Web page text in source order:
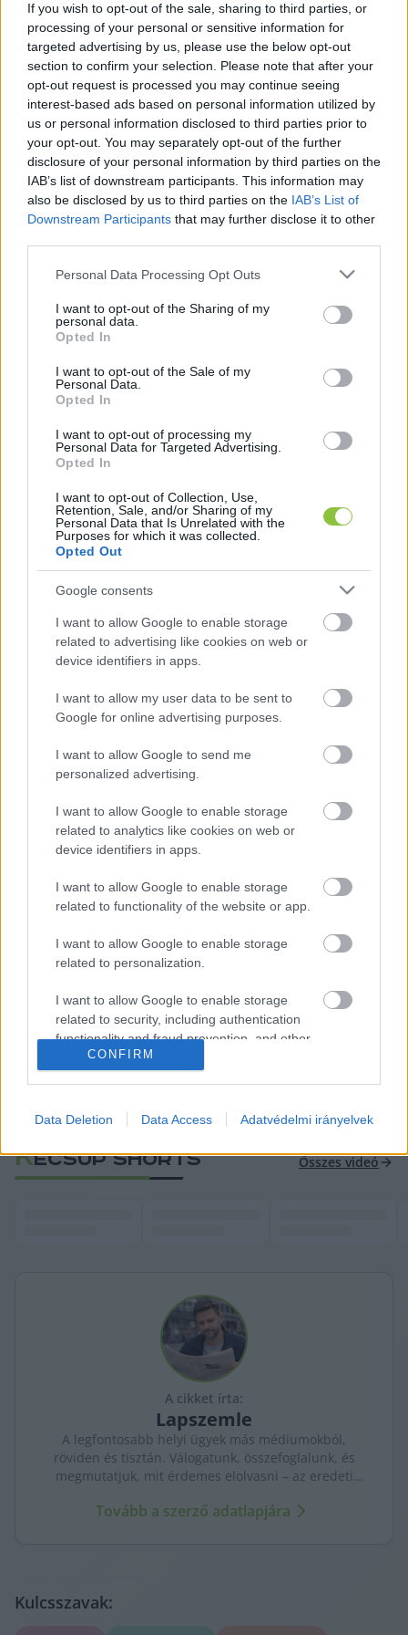
If you wish to opt-out of the sale, sharing to third parties, or
processing of your personal or sensitive information for
targeted advertising by us, please use the below opt-out
section to confirm your selection. Please note that after your
opt-out request is processed you may continue seeing
interest-based ads based on personal information utilized by
us or personal information disclosed to third parties prior to
your opt-out. You may separately opt-out of the further
disclosure of your personal information by third parties on the
IAB’s list of downstream participants. This information may
also be disclosed by us to third parties on the IAB’s List of
Downstream Participants that may further disclose it to other
Please note that this website/app uses one or more Google
not limited to your visit or usage behaviour. You may click to
grant or deny consent to Google and its third-party tags to
use your data for below specified purposes in below Google
consent section.
Personal Data Processing Opt Outs
I want to opt-out of the Sharing of my
personal data.
Opted In
I want to opt-out of the Sale of my
Personal Data.
Opted In
I want to opt-out of processing my
Personal Data for Targeted Advertising.
Opted In
I want to opt-out of Collection, Use,
Retention, Sale, and/or Sharing of my
Personal Data that Is Unrelated with the
Purposes for which it was collected.
Opted Out
Google consents
I want to allow Google to enable storage
related to advertising like cookies on web or
device identifiers in apps.
I want to allow my user data to be sent to
Google for online advertising purposes.
I want to allow Google to send me
personalized advertising.
I want to allow Google to enable storage
related to analytics like cookies on web or
device identifiers in apps.
I want to allow Google to enable storage
related to functionality of the website or app.
I want to allow Google to enable storage
related to personalization.
I want to allow Google to enable storage
related to security, including authentication
functionality and fraud prevention, and other
user protection.
CONFIRM
Data Deletion Data Access Adatvédelmi irányelvek
Orbán Viktor báb köztársasági elnöke ma interjút
adott a maffia propagandalapjának (Index – a
szerk.), amely lapról a bíróságok kimondták, hogy
végig hazudott a kampányban a magyar
embereknek. Sulyok Tamás a dicstelen két éves
elnöki ciklusa során megbukott az emberi, jogi és a
politikai alkalmassági vizsgán is. Az első percről
nyilvánvaló, hogy Orbán Viktornak olyan
fontossági sorrendjében első helyen a Fideszhez
való lojalitás, az utolsó helyen pedig az
alkotmányosság védelme és a nemzet egysége áll.
Ezért esett a választása Sulyok Tamásra
közösségi oldalán a néhány napja hivatalába
Magyar Péter azt is állította, hogy
az interjúban pontatlanul idézte fel a kettőjük
között zajló négyszemközti egyeztetéseket.
Elmondása szerint első találkozójuk alkalmával
lemondás lehetőségét, hanem annak
megfontolásáról beszélt. A második
megbeszélésen pedig – Magyar állítása szerint –
Sulyok Tamás arról érdeklődött, megfelelő
egyeztetné a lemondás részleteit.
Nyilvánvaló, hogy az utolsó találkozásunk óta
megérkezett a maffiafőnöktől az ukáz, hogy
Magyar Péter ismételten felszólította Sulyok
Tamást a lemondásra, kihangsúlyozva, hogy
KECSUP SHORTS Összes videó
A cikket írta:
Lapszemle
A legfontosabb helyi ügyek más médiumokból,
röviden és tisztán. Válogatunk, összefoglalunk, és
megmutatjuk, mit érdemes elolvasni – az eredeti
Tovább a szerző adatlapjára
Kulcsszavak: